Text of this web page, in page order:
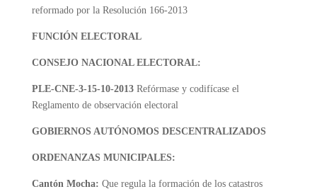
reformado por la Resolución 166-2013
FUNCIÓN ELECTORAL
CONSEJO NACIONAL ELECTORAL:
PLE-CNE-3-15-10-2013Refórmase y codifícase el
Reglamento de observación electoral
GOBIERNOS AUTÓNOMOS DESCENTRALIZADOS
ORDENANZAS MUNICIPALES:
Cantón Mocha: Que regula la formación de los catastros